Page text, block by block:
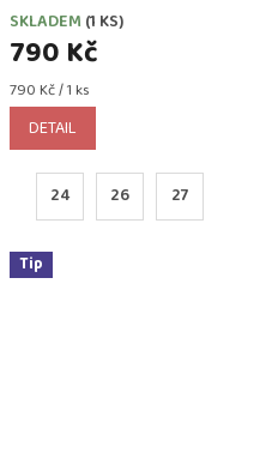
SKLADEM (1 KS)
790 Kč
Měrná
cena:
790 Kč / 1 ks
DETAIL
24 26 27
Tip